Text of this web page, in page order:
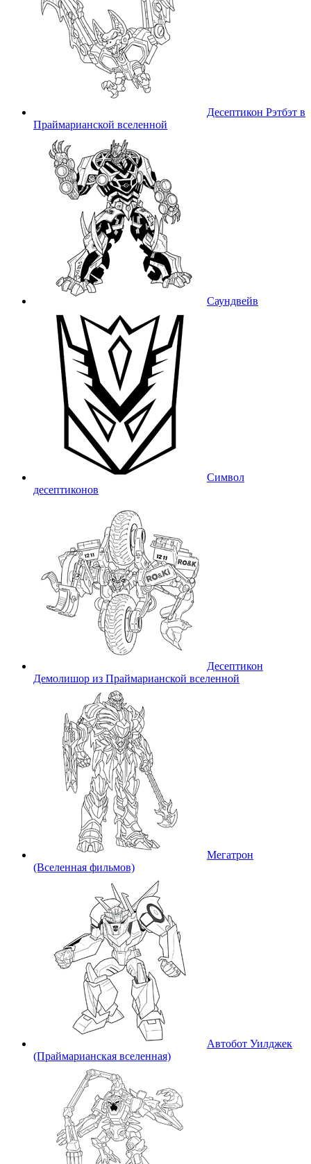
Десептикон Рэтбэт в
Праймарианской вселенной
Саундвейв
Символ
десептиконов
Десептикон
Демолишор из Праймарианской вселенной
Мегатрон
(Вселенная фильмов)
Автобот Уилджек
(Праймарианская вселенная)